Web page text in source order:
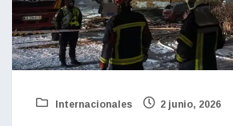
Internacionales 2 junio, 2026